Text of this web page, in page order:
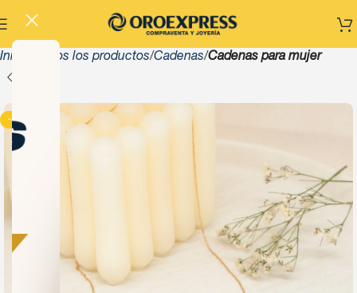
Inicio Todos los productos Cadenas Cadenas para mujer
-13%